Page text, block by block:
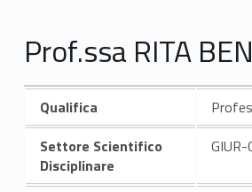
Prof.ssa RITA
Qualifica
Settore Scientifico
Disciplinare